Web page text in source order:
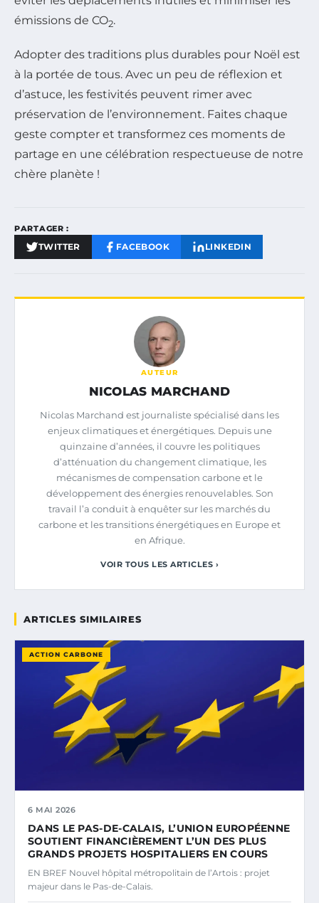
émissions de CO2.
Adopter des traditions plus durables pour Noël est
à la portée de tous. Avec un peu de réflexion et
d’astuce, les festivités peuvent rimer avec
préservation de l’environnement. Faites chaque
geste compter et transformez ces moments de
partage en une célébration respectueuse de notre
chère planète !
PARTAGER :
TWITTER FACEBOOK LINKEDIN
AUTEUR
NICOLAS MARCHAND
Nicolas Marchand est journaliste spécialisé dans les
enjeux climatiques et énergétiques. Depuis une
quinzaine d’années, il couvre les politiques
d’atténuation du changement climatique, les
mécanismes de compensation carbone et le
développement des énergies renouvelables. Son
travail l’a conduit à enquêter sur les marchés du
carbone et les transitions énergétiques en Europe et
en Afrique.
VOIR TOUS LES ARTICLES ›
ARTICLES SIMILAIRES
ACTION CARBONE
6 MAI 2026
DANS LE PAS-DE-CALAIS, L’UNION EUROPÉENNE
SOUTIENT FINANCIÈREMENT L’UN DES PLUS
GRANDS PROJETS HOSPITALIERS EN COURS
EN BREF Nouvel hôpital métropolitain de l’Artois : projet
majeur dans le Pas-de-Calais.